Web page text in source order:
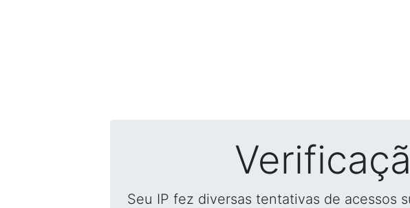
Seu IP fez diversas tentativas de acessos